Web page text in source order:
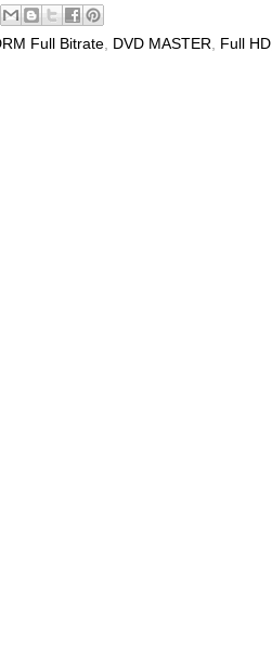
Full Bitrate DVD MASTER Full HD